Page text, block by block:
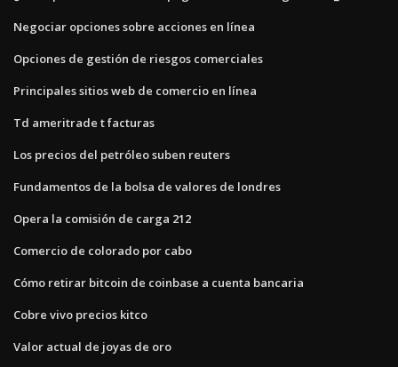
Negociar opciones sobre acciones en línea
Opciones de gestión de riesgos comerciales
Principales sitios web de comercio en línea
Td ameritrade t facturas
Los precios del petróleo suben reuters
Fundamentos de la bolsa de valores de londres
Opera la comisión de carga 212
Comercio de colorado por cabo
Cómo retirar bitcoin de coinbase a cuenta bancaria
Cobre vivo precios kitco
Valor actual de joyas de oro